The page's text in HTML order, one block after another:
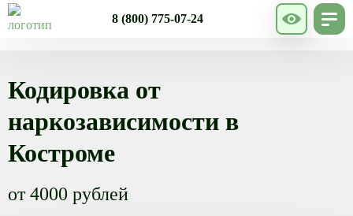
8 (800) 775-07-24
Кодировка от
наркозависимости в
Костроме
от 4000 рублей